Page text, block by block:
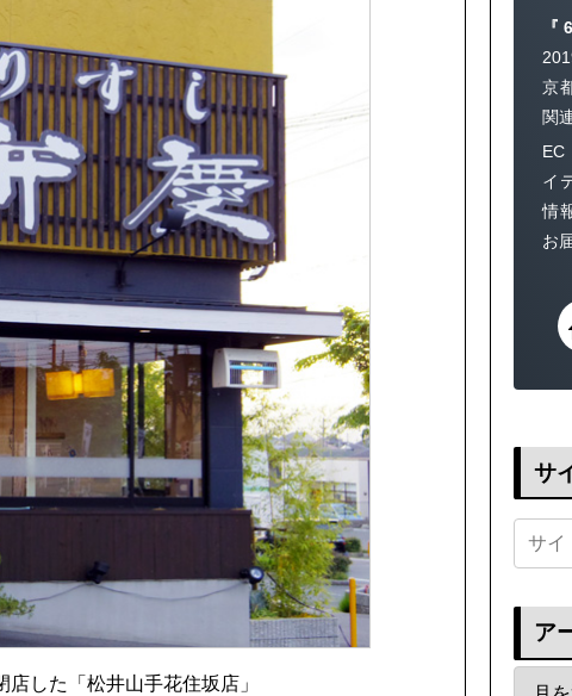
した「松井山手花住坂店」
『
京
関
EC
イ
情
お
サ
ア